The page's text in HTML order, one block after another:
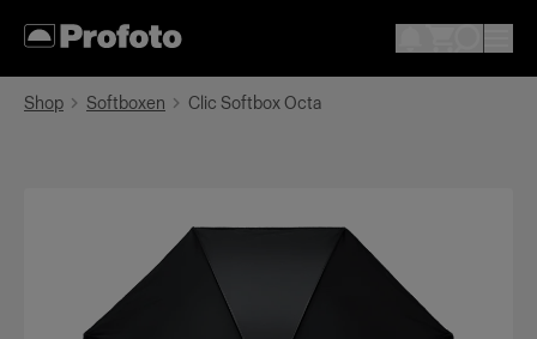
Shop Softboxen Clic Softbox Octa